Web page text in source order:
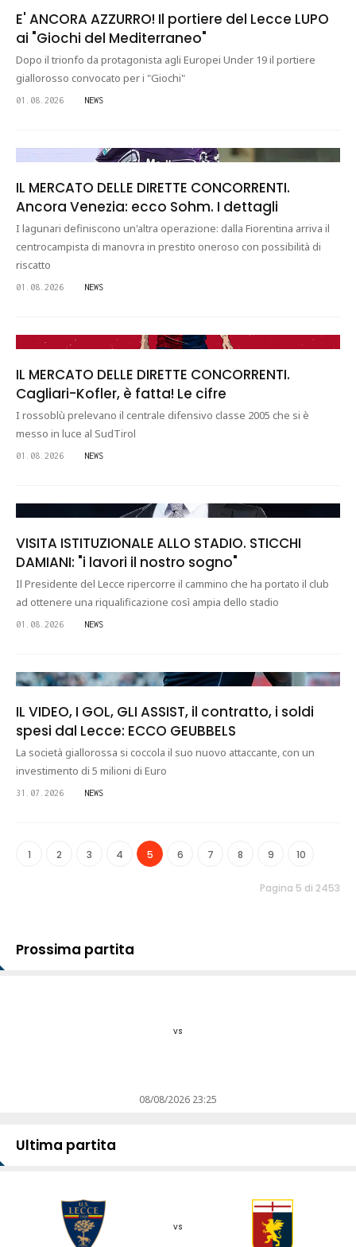
E' ANCORA AZZURRO! Il portiere del Lecce LUPO
ai "Giochi del Mediterraneo"
Dopo il trionfo da protagonista agli Europei Under 19 il portiere
giallorosso convocato per i "Giochi"
01.08.2026 NEWS
IL MERCATO DELLE DIRETTE CONCORRENTI.
Ancora Venezia: ecco Sohm. I dettagli
I lagunari definiscono un'altra operazione: dalla Fiorentina arriva il
centrocampista di manovra in prestito oneroso con possibilità di
riscatto
01.08.2026 NEWS
IL MERCATO DELLE DIRETTE CONCORRENTI.
Cagliari-Kofler, è fatta! Le cifre
I rossoblù prelevano il centrale difensivo classe 2005 che si è
messo in luce al SudTirol
01.08.2026 NEWS
VISITA ISTITUZIONALE ALLO STADIO. STICCHI
DAMIANI: "i lavori il nostro sogno"
Il Presidente del Lecce ripercorre il cammino che ha portato il club
ad ottenere una riqualificazione così ampia dello stadio
01.08.2026 NEWS
IL VIDEO, I GOL, GLI ASSIST, il contratto, i soldi
spesi dal Lecce: ECCO GEUBBELS
La società giallorossa si coccola il suo nuovo attaccante, con un
investimento di 5 milioni di Euro
31.07.2026 NEWS
1 2 3 4 5 6 7 8 9 10
Pagina 5 di 2453
Prossima partita
vs
08/08/2026 23:25
Ultima partita
vs